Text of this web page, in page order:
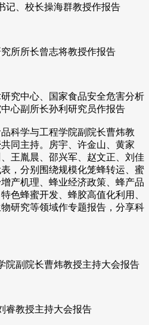
记、校长操海群教授作报告
所所长曾志将教授作报告
究中心、国家食品安全危害分析
心副所长孙利研究员作报告
学与工程学院副院长曹炜教
同主持。房宇、许金山、黄家
王胤晨、邵兴军、赵文正、刘佳
，分别围绕规模化笼蜂转运、蜜
产机理、蜂业经济政策、蜂产品
色蜂蜜开发、蜂胶高值化利用、
研究等领域作专题报告，分享科
院副院长曹炜教授主持大会报告
睿教授主持大会报告